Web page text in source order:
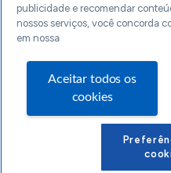
publicidade e recomendar
nossos serviços, você concorda
em nossa
Aceitar todos os
cookies